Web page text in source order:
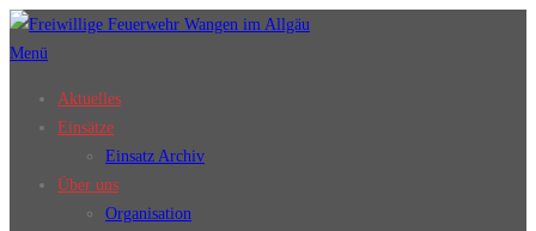
Zum
Inhalt
Menü
Aktuelles
Einsätze
Einsatz Archiv
Über uns
Organisation